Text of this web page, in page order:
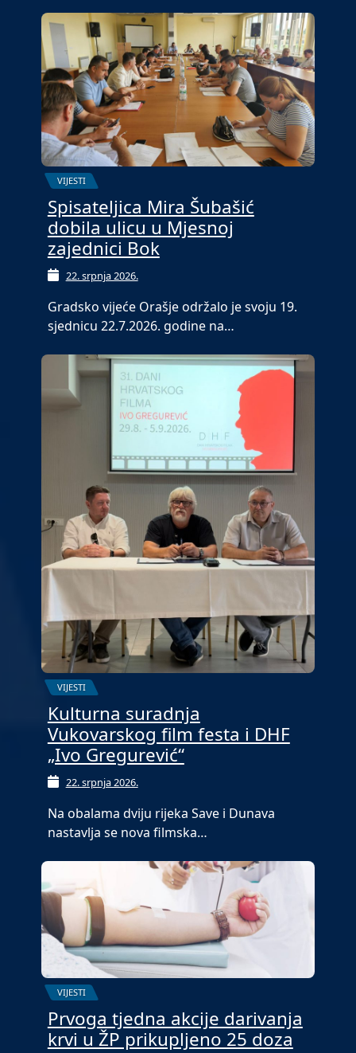
VIJESTI
Spisateljica Mira Šubašić
dobila ulicu u Mjesnoj
zajednici Bok
22. srpnja 2026.
Gradsko vijeće Orašje održalo je svoju 19.
sjednicu 22.7.2026. godine na…
VIJESTI
Kulturna suradnja
Vukovarskog film festa i DHF
„Ivo Gregurević“
22. srpnja 2026.
Na obalama dviju rijeka Save i Dunava
nastavlja se nova filmska…
VIJESTI
Prvoga tjedna akcije darivanja
krvi u ŽP prikupljeno 25 doza